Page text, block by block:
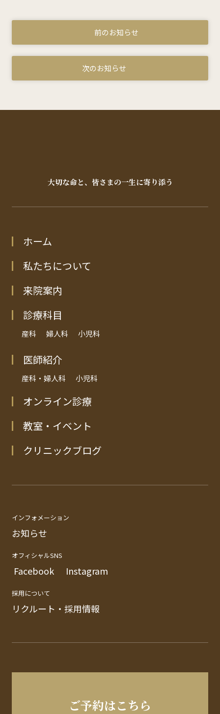
前のお知らせ
次のお知らせ
大切な命と、皆さまの一生に寄り添う
ホーム
私たちについて
来院案内
診療科目
産科 婦人科 小児科
医師紹介
産科・婦人科 小児科
オンライン診療
教室・イベント
クリニックブログ
インフォメーション
お知らせ
オフィシャルSNS
Facebook Instagram
採用について
リクルート・採用情報
ご予約はこちら